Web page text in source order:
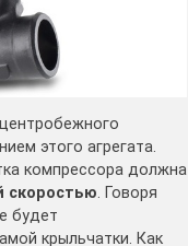
этого агрегата.
компрессора должна
скоростью. Говоря
будет
крыльчатки. Как